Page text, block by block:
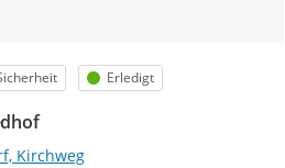
Status
Erledigt
Kirchweg